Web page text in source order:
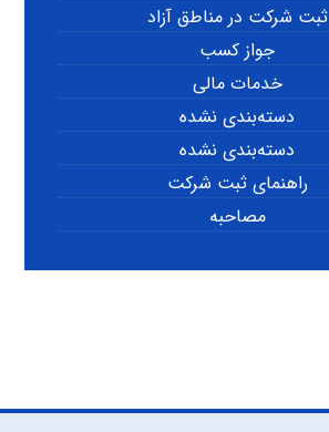
ثبت شرکت در مناطق آزاد
جواز کسب
خدمات مالی
دسته‌بندی نشده
دسته‌بندی نشده
راهنمای ثبت شرکت
مصاحبه